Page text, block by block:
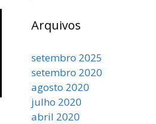
Arquivos
setembro 2025
setembro 2020
agosto 2020
julho 2020
abril 2020